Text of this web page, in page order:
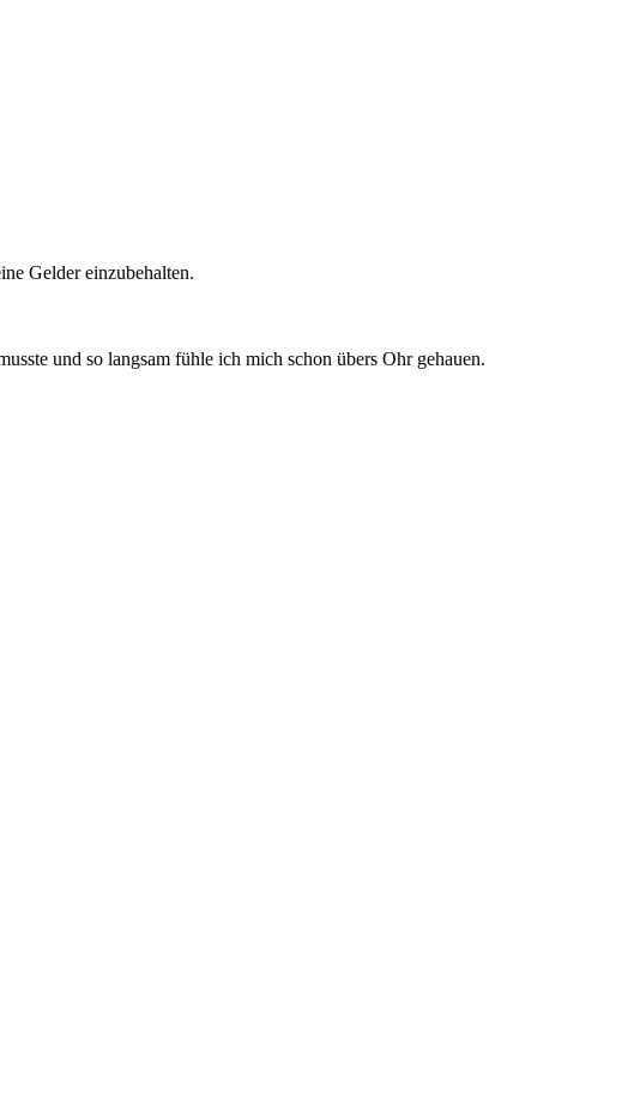
Gelder einzubehalten.
und so langsam fühle ich mich schon übers Ohr gehauen.